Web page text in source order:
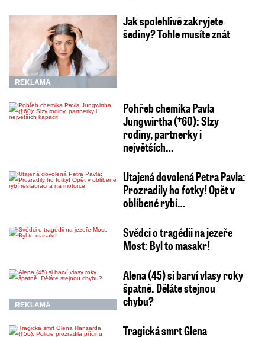
REKLAMA
Jak spolehlivě zakryjete
šediny? Tohle musíte znát
Pohřeb chemika Pavla
Jungwirtha (†60): Slzy
rodiny, partnerky i
největších…
Utajená dovolená Petra Pavla:
Prozradily ho fotky! Opět v
oblíbené rybí…
Svědci o tragédii na jezeře
Most: Byl to masakr!
REKLAMA
Alena (45) si barví vlasy roky
špatně. Děláte stejnou
chybu?
Tragická smrt Glena